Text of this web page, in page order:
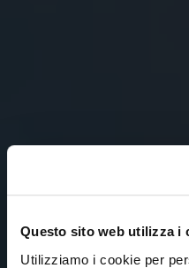
Questo sito web utilizza i
Utilizziamo i cookie per